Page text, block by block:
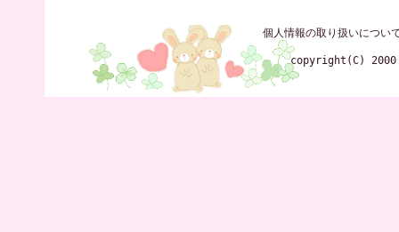
個人情報の取り扱いについ
copyright(C) 2000